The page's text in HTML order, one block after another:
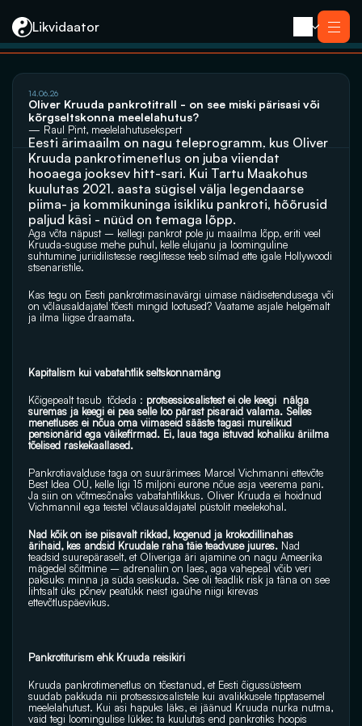
Likvidaator
Teenused
Likvideerimine koos müügiga
Likvideerimine
Saneerimine
Pankrotimenetlus
E-residendi ettevõtte sulgemine
Kontakt
14.06.26
Oliver Kruuda pankrotitrall - on see miski pärisasi või
kõrgseltskonna meelelahutus?
— Raul Pint, meelelahutusekspert
Eesti ärimaailm on nagu teleprogramm, kus Oliver
Kruuda pankrotimenetlus on juba viiendat
hooaega jooksev hitt-sari. Kui Tartu Maakohus
kuulutas 2021. aasta sügisel välja legendaarse
piima- ja kommikuninga isikliku pankroti, hõõrusid
paljud käsi - nüüd on temaga lõpp.
Aga võta näpust – kellegi pankrot pole ju maailma lõpp, eriti veel
Kruuda-suguse mehe puhul, kelle elujanu ja loominguline
suhtumine juriidilistesse reeglitesse teeb silmad ette igale Hollywoodi
stsenaristile.
Kas tegu on Eesti pankrotimasinavärgi uimase näidisetendusega või
on võlausaldajatel tõesti mingid lootused? Vaatame asjale helgemalt
ja ilma liigse draamata.
Kapitalism kui vabatahtlik seltskonnamäng
Kõigepealt tasub  tõdeda : protsessiosalistest ei ole keegi  nälga
suremas ja keegi ei pea selle loo pärast pisaraid valama. Selles
menetluses ei nõua oma viimaseid sääste tagasi murelikud
pensionärid ega väikefirmad. Ei, laua taga istuvad kohaliku äriilma
tõelised raskekaallased.
Pankrotiavalduse taga on suurärimees Marcel Vichmanni ettevõte
Best Idea OÜ, kelle ligi 15 miljoni eurone nõue asja veerema pani.
Ja siin on võtmesõnaks vabatahtlikkus. Oliver Kruuda ei hoidnud
Vichmannil ega teistel võlausaldajatel püstolit meelekohal.
Nad kõik on ise piisavalt rikkad, kogenud ja krokodillinahas
ärihaid, kes andsid Kruudale raha täie teadvuse juures. Nad
teadsid suurepäraselt, et Oliveriga äri ajamine on nagu Ameerika
mägedel sõitmine – adrenaliin on laes, aga vahepeal võib veri
paksuks minna ja süda seiskuda. See oli teadlik risk ja täna on see
lihtsalt üks põnev peatükk neist igaühe niigi kirevas
ettevõtluspäevikus.
Pankrotiturism ehk Kruuda reisikiri
Kruuda pankrotimenetlus on tõestanud, et Eesti õigussüsteem
suudab pakkuda nii protsessiosalistele kui avalikkusele tipptasemel
meelelahutust. Kui asi hapuks läks, ei jäänud Kruuda nurka nutma,
vaid tegi loomingulise lükke: ta kuulutas end pankrotiks hoopis